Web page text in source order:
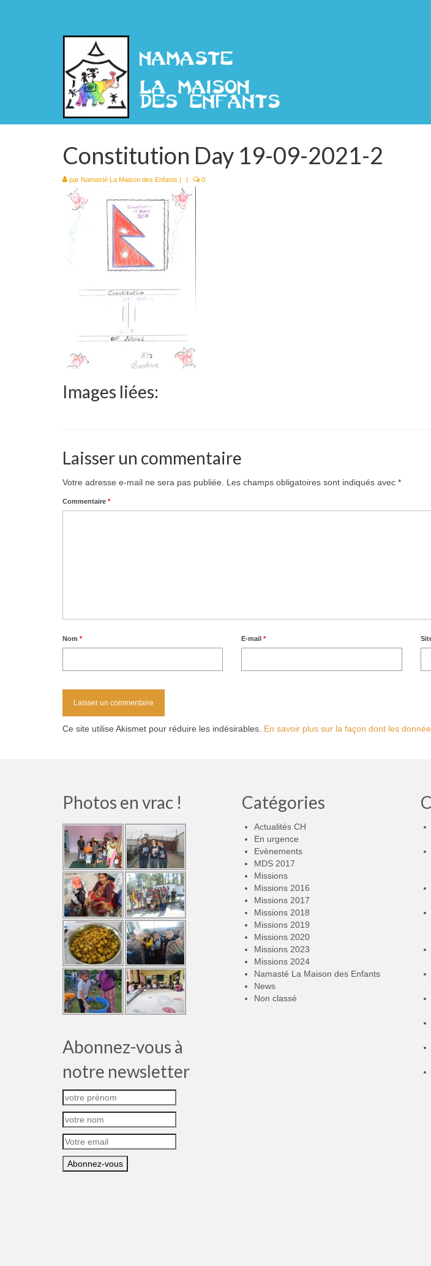
Constitution Day 19-09-2021-2
par Namasté La Maison des Enfants | | 0
Images liées:
Laisser un commentaire
Votre adresse e-mail ne sera pas publiée. Les champs obligatoires sont indiqués avec *
Commentaire *
Nom * E-mail*
Ce site utilise Akismet pour réduire les indésirables. En savoir plus sur la façon dont les
Photos en vrac !
Abonnez-vous à
notre newsletter
Catégories
Actualités CH
En urgence
Evènements
MDS 2017
Missions
Missions 2016
Missions 2017
Missions 2018
Missions 2019
Missions 2020
Missions 2023
Missions 2024
Namasté La Maison des Enfants
News
Non classé